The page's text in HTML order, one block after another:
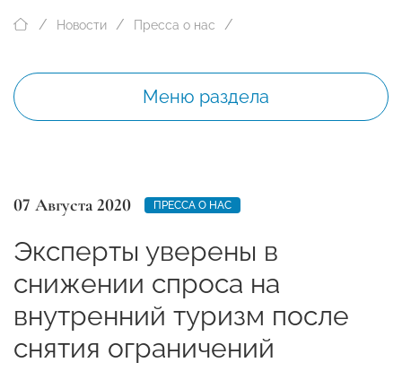
Новости Пресса о нас
Меню раздела
07 Августа 2020 ПРЕССА О НАС
Эксперты уверены в
снижении спроса на
внутренний туризм после
снятия ограничений